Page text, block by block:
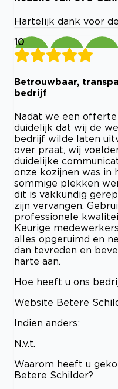
Hartelijk dank voor
10
Betrouwbaar,
bedrijf
Nadat we een
duidelijk dat wij de
bedrijf wilde laten
over praat, wij
duidelijke
onze kozijnen was in
sommige plekken
dit is vakkundig
zijn vervangen.
professionele
Keurige
alles opgeruimd en
dan tevreden en
harte aan.
Hoe heeft u ons
Website Betere
Indien anders:
N.v.t.
Waarom heeft u
Betere Schilder?